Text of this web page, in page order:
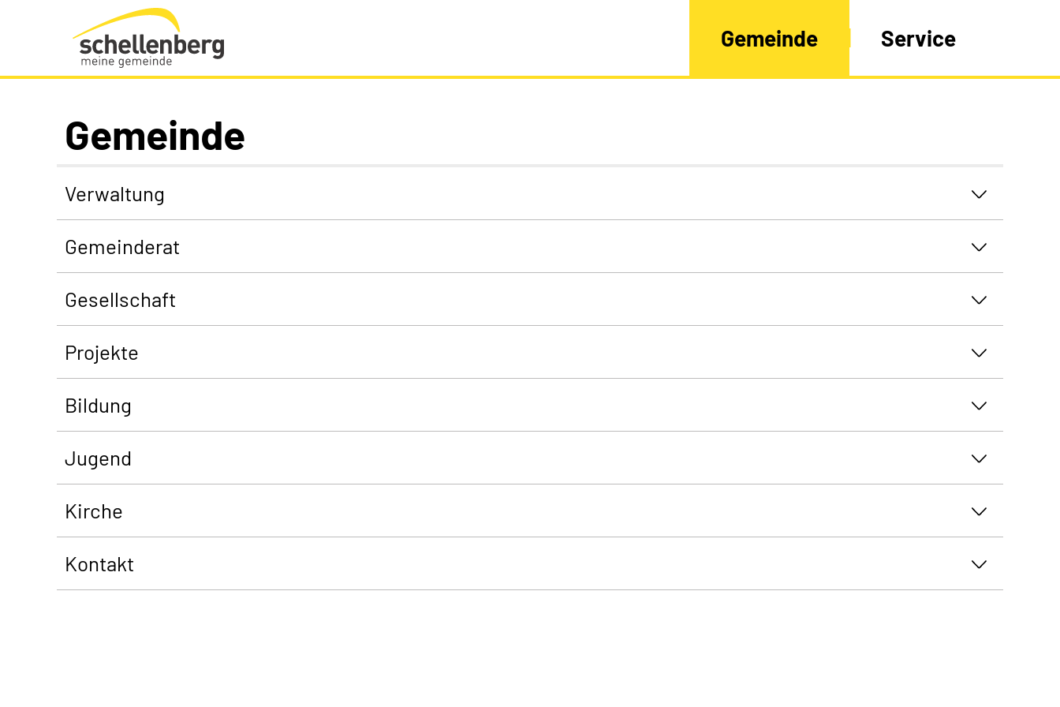
Gemeinde Schellenberg Startseite
Gemeinde Service
Gemeinde
Verwaltung
Gemeinderat
Gesellschaft
Projekte
Bildung
Jugend
Kirche
Kontakt